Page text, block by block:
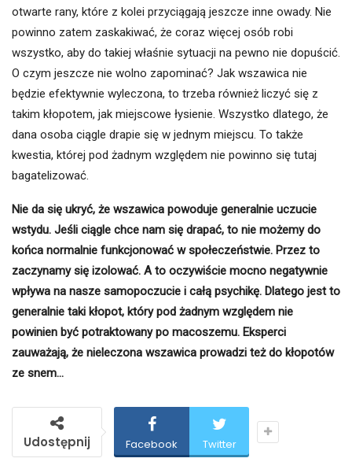
otwarte rany, które z kolei przyciągają jeszcze inne owady. Nie
powinno zatem zaskakiwać, że coraz więcej osób robi
wszystko, aby do takiej właśnie sytuacji na pewno nie dopuścić.
O czym jeszcze nie wolno zapominać? Jak wszawica nie
będzie efektywnie wyleczona, to trzeba również liczyć się z
takim kłopotem, jak miejscowe łysienie. Wszystko dlatego, że
dana osoba ciągle drapie się w jednym miejscu. To także
kwestia, której pod żadnym względem nie powinno się tutaj
bagatelizować.
Nie da się ukryć, że wszawica powoduje generalnie uczucie
wstydu. Jeśli ciągle chce nam się drapać, to nie możemy do
końca normalnie funkcjonować w społeczeństwie. Przez to
zaczynamy się izolować. A to oczywiście mocno negatywnie
wpływa na nasze samopoczucie i całą psychikę. Dlatego jest to
generalnie taki kłopot, który pod żadnym względem nie
powinien być potraktowany po macoszemu. Eksperci
zauważają, że nieleczona wszawica prowadzi też do kłopotów
ze snem…
Udostępnij Facebook Twitter